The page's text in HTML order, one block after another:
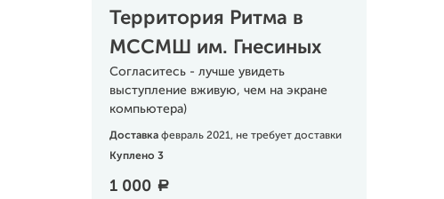
Территория Ритма в
МССМШ им. Гнесиных
Согласитесь - лучше увидеть
выступление вживую, чем на экране
компьютера)
Доставка февраль 2021, не требует доставки
Куплено 3
1 000 a